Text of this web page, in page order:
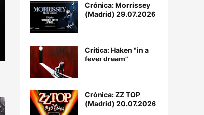
Crónica: Morrissey
(Madrid) 29.07.2026
Crítica: Haken "in a
fever dream"
Crónica: ZZ TOP
(Madrid) 20.07.2026